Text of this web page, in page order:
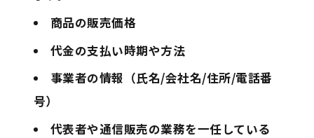
商品の販売価格
代金の支払い時期や方法
事業者の情報（氏名/会社名/住所/電話番
号）
代表者や通信販売の業務を一任している